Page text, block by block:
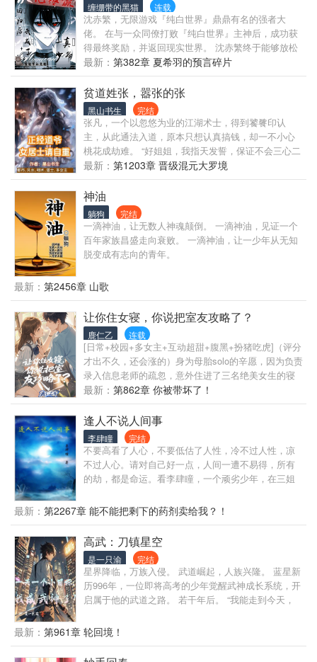
缠绷带的黑猫 连载
沈赤繁，无限游戏『纯白世界』鼎鼎有名的强者大
佬。 在与一众同僚打败『纯白世界』主神后，成功获
得最终奖励，并返回现实世界。 沈赤繁终于能够放松
下来了。 三个月后，他被人找上门认亲了。 从始至终
都是孤儿的沈赤繁：？ 他看着哭泣的两个大人，又看
自称是他弟弟的桀骜少年，最后看了眼诈尸的伴生系
统发布的任务。 沈赤繁妥协了。 他对豪门争斗不感兴
趣，也对搞好兄弟关系不感兴趣，回豪门只是为了完
成任务。 只是那个假少爷非要上赶着找死，他也不会
手软。 沈赤繁面无表情的擦了擦匕首上的血迹，刚走
出巷子，就和萧家小少爷撞上。 萧家小少爷肉眼可见
的恐惧，他哆哆嗦嗦半天，在沈赤繁不耐烦的冰冷视
线下颤抖着开口：“哥……你脸上还有血。” 沈赤
繁：“…………” 沈赤繁云淡风轻的擦去脸上的血，转
身就走。 当天晚上得知假少爷死讯的小少
爷：“……”好可怕！ 而沈赤繁，在萧家没多久，依次
遇见了自己的同僚，并被告知无限游戏在现实世界复
苏。 沈赤繁：“…………” 看来，为了以后能够继续轻
最新： 第382章 夏希羽的预言碎片
贫道姓张，嚣张的张
黑山书生 完结
张凡，一个以忽悠为业的江湖术士，得到饕餮印认
主，从此通法入道，原本只想认真搞钱，却一不小心
桃花成劫难。 “好姐姐，我指天发誓，保证不会三心二
意，否则我天打雷劈。” “不好，天打雷劈来了，我命
休矣……” “嗯！差点忘了，我能硬抗天雷。”
最新： 第1203章 晋级混元大罗境
神油
躺狗 完结
一滴神油，让无数人神魂颠倒。 一滴神油，见证一个
百年家族昌盛走向衰败。 一滴神油，让一少年从无知
脱变成有志向的青年。
最新： 第2456章 山歌
让你住女寝，你说把室友攻略了？
鹿仁乙 连载
[日常+校园+多女主+互动超甜+腹黑+扮猪吃虎]（评分
才出不久，还会涨的）身为母胎solo的辛愿，因为负责
录入信息老师的疏忽，意外住进了三名绝美女生的寝
室。 做为女生寝室唯一的一名男生。 三人对他充满恶
意，又充满好奇。 甚至偶尔还会试探辛愿。 做为纯情
小男生，辛愿哪里受的了这些？于是慌张的从租房软
件中寻找房屋。 可就在辛愿按照约定准备离开时。 她
们三个后悔了！？ 一向不善交谈的“小蛋糕”拉着他的
手，让他不要离开。 和他关系最好的“热辣玫瑰”，更
是将他的换宿申请撕成两半。 就连一向讨厌男生的“冰
山萝莉”，都恳求他继续在寝室住下去。 不仅如此。
愿：“要不要这么刺激？我真没想攻略室友！”
最新： 第862章 你被带坏了！
逢人不说人间事
李肆瞳 完结
不要高看了人心，不要低估了人性，冷不过人性，凉
不过人心。请对自己好一点，人间一遭不易得，所有
的劫，都是命运。看李肆瞳，一个顽劣少年，在三姐
最新： 第2267章 能不能把剩下的药剂卖给我？！
高武：刀镇星空
是一只渝 完结
星界降临，万族入侵。 武道崛起，人族兴隆。 蓝星新
历996年，一位即将高考的少年觉醒武神成长系统，开
启属于他的武道之路。 若干年后。 “我能走到今天，
“世间伪神万千，真神独我一人！”
最新： 第961章 轮回境！